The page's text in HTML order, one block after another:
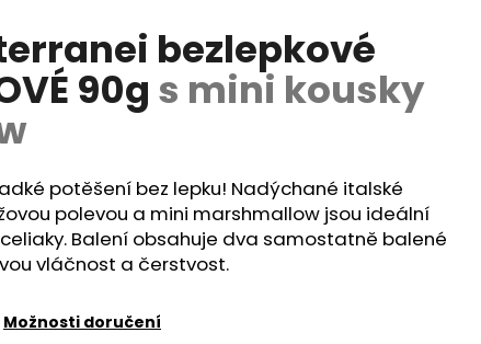
bezlepkové
90g s mini kousky
potěšení bez lepku! Nadýchané italské
polevou a mini marshmallow jsou ideální
Balení obsahuje dva samostatně balené
vláčnost a čerstvost.
Možnosti doručení